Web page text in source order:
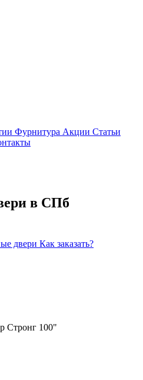
Фурнитура Акции Статьи
в СПб
двери Как заказать?
Стронг 100"